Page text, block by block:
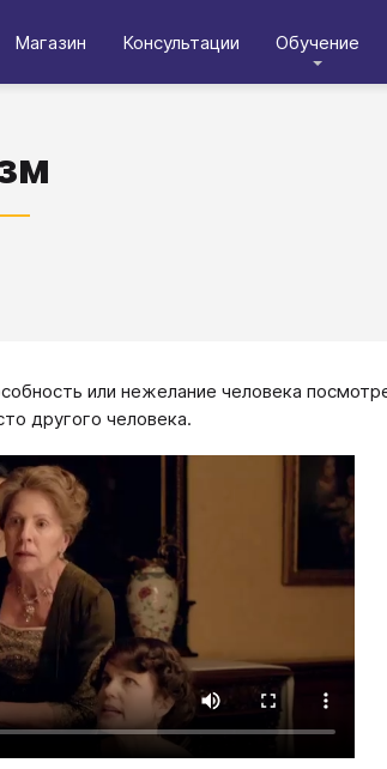
Магазин Консультации Обучение
или нежелание человека
другого человека.